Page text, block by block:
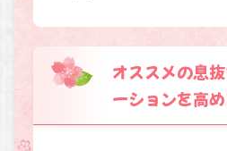
オススメの息
ーションを高